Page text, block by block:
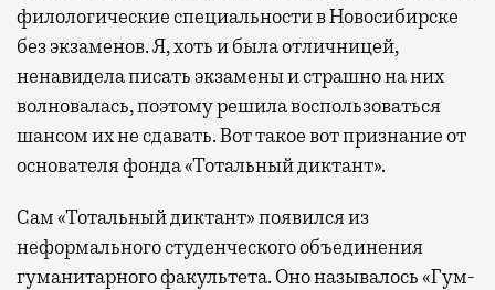
филологические специальности в Новосибирске
без экзаменов. Я, хоть и была отличницей,
ненавидела писать экзамены и страшно на них
волновалась, поэтому решила воспользоваться
шансом их не сдавать. Вот такое вот признание от
основателя фонда «Тотальный диктант».
Сам «Тотальный диктант» появился из
неформального студенческого объединения
гуманитарного факультета. Оно называлось «Гум-